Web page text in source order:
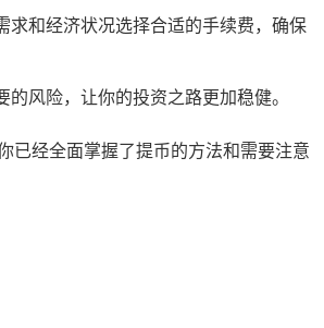
求和经济状况选择合适的手续费，确保
风险，让你的投资之路更加稳健。
已经全面掌握了提币的方法和需要注意